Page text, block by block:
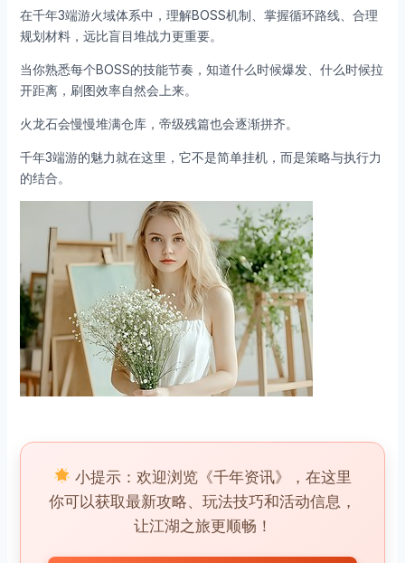
在千年3端游火域体系中，理解BOSS机制、掌握循环路线、合理
规划材料，远比盲目堆战力更重要。
当你熟悉每个BOSS的技能节奏，知道什么时候爆发、什么时候拉
开距离，刷图效率自然会上来。
火龙石会慢慢堆满仓库，帝级残篇也会逐渐拼齐。
千年3端游的魅力就在这里，它不是简单挂机，而是策略与执行力
的结合。
小提示：欢迎浏览《千年资讯》，在这里
你可以获取最新攻略、玩法技巧和活动信息，
让江湖之旅更顺畅！